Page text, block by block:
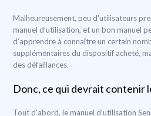
Malheureusement, peu d'utilisateurs
manuel d’utilisation, et un bon manuel
d’apprendre à connaître un certain
supplémentaires du dispositif acheté,
des défaillances.
Donc, ce qui devrait contenir
Tout d'abord, le manuel d’utilisation